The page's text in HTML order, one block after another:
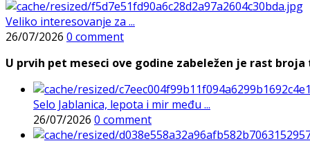
Veliko interesovanje za ...
26/07/2026 0 comment
U prvih pet meseci ove godine zabeležen je rast
Selo Jablanica, lepota i mir među ...
26/07/2026 0 comment